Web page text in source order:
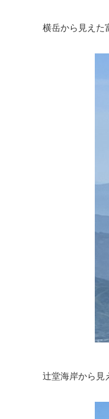
横岳から見えた
辻堂海岸から見